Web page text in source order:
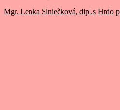
Mgr. Lenka Slniečková, dipl.s Hrdo